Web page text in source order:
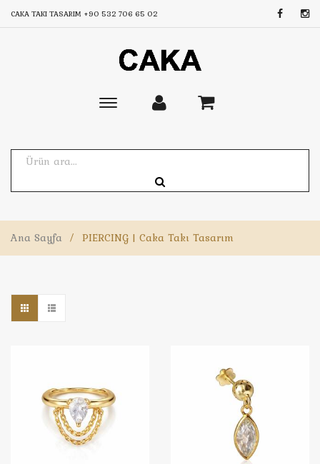
CAKA TAKI TASARIM +90 532 706 65 02
Toggle
Ana Sayfa / PIERCING | Caka Takı Tasarım